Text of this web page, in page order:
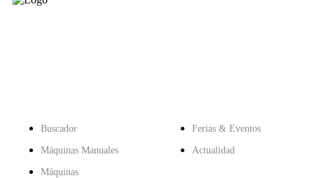
Buscador
Máquinas Manuales
Máquinas
Ferias & Eventos
Actualidad